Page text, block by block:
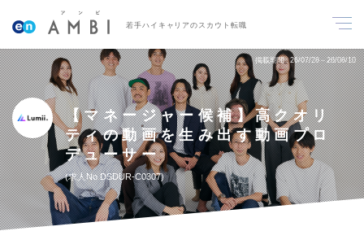
若手ハイキャリアのスカウト転職
掲載期間 26/07/28～26/08/10
【マネージャー候補】高クオリ
ティの動画を生み出す動画プロ
デューサー
求人No.DSDUR-C0307